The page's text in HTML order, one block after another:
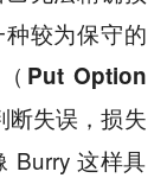
较为保守的
Put Option
断失误，损失
Burry 这样具